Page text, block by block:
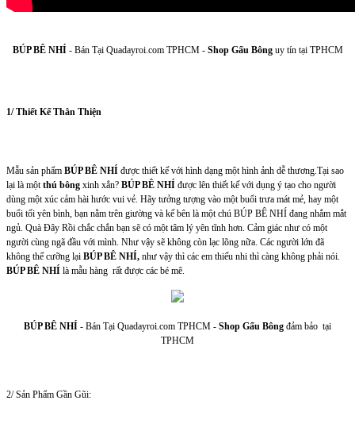
BÚP BÊ NHÍ - Bán Tại Quadayroi.com TPHCM - Shop Gấu Bônguy tín tại TPHCM
1/ Thiết Kế Thân Thiện
Mẫu sản phẩm BÚP BÊ NHÍ được thiết kế với hình dạng một hình ảnh dễ thương.Tại sao
lại là mộtthú bông xinh xắn? BÚP BÊ NHÍ được lên thiết kế với dụng ý tạo cho người
dùng một xúc cảm hài hước vui vẻ. Hãy tưởng tượng vào một buổi trưa mát mẻ, hay một
buổi tối yên bình, bạn nằm trên giường và kế bên là một chú BÚP BÊ NHÍ đang nhắm mắt
ngủ. Quà Đây Rồi chắc chắn bạn sẽ có một tâm lý yên tĩnh hơn. Cảm giác như có một
người cùng ngã đầu với mình. Như vậy sẽ không còn lạc lõng nữa. Các người lớn đã
không thể cưỡng lại BÚP BÊ NHÍ, như vậy thì các em thiếu nhi thì càng không phải nói.
BÚP BÊ NHÍ là mẫu hàng rất được các bé mê.
BÚP BÊ NHÍ - Bán Tại Quadayroi.com TPHCM - Shop Gấu Bông đảm bảo tại
TPHCM
2/ Sản Phẩm Gần Gũi: